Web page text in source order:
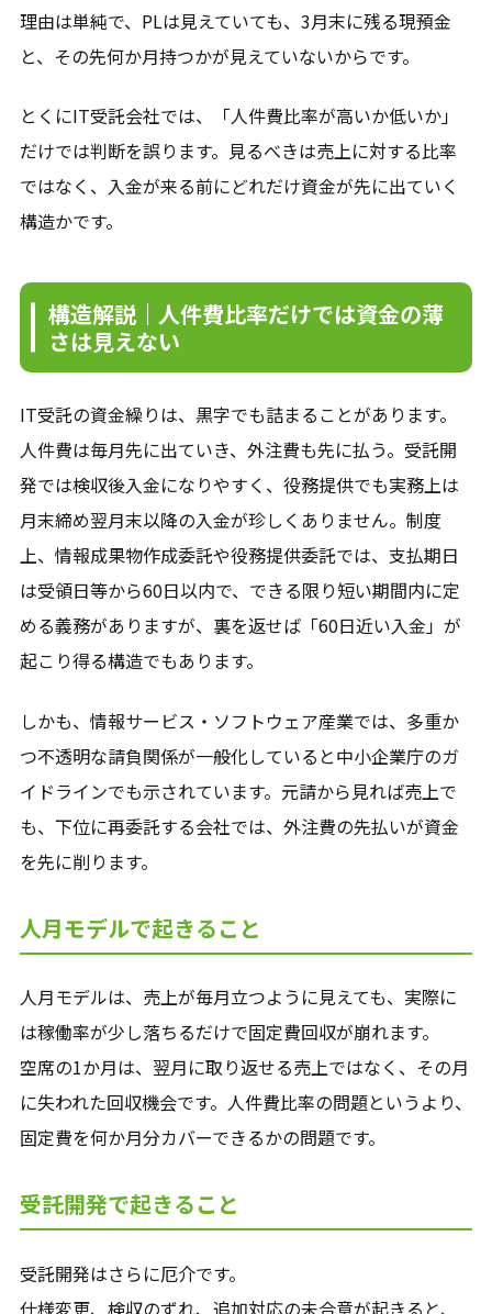
理由は単純で、PLは見えていても、3月末に残る現預金
と、その先何か月持つかが見えていないからです。
とくにIT受託会社では、「人件費比率が高いか低いか」
だけでは判断を誤ります。見るべきは売上に対する比率
ではなく、入金が来る前にどれだけ資金が先に出ていく
構造かです。
構造解説｜人件費比率だけでは資金の薄
さは見えない
IT受託の資金繰りは、黒字でも詰まることがあります。
人件費は毎月先に出ていき、外注費も先に払う。受託開
発では検収後入金になりやすく、役務提供でも実務上は
月末締め翌月末以降の入金が珍しくありません。制度
上、情報成果物作成委託や役務提供委託では、支払期日
は受領日等から60日以内で、できる限り短い期間内に定
める義務がありますが、裏を返せば「60日近い入金」が
起こり得る構造でもあります。
しかも、情報サービス・ソフトウェア産業では、多重か
つ不透明な請負関係が一般化していると中小企業庁のガ
イドラインでも示されています。元請から見れば売上で
も、下位に再委託する会社では、外注費の先払いが資金
を先に削ります。
人月モデルで起きること
人月モデルは、売上が毎月立つように見えても、実際に
は稼働率が少し落ちるだけで固定費回収が崩れます。
空席の1か月は、翌月に取り返せる売上ではなく、その月
に失われた回収機会です。人件費比率の問題というより、
固定費を何か月分カバーできるかの問題です。
受託開発で起きること
受託開発はさらに厄介です。
仕様変更、検収のずれ、追加対応の未合意が起きると、